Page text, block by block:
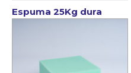
Espuma 25Kg dura